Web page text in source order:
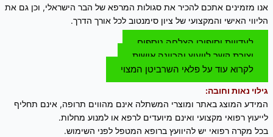
אנו מזמינים אתכם להכיר את סגולות המרפא של הבר הישראלי, וכן גם את
הליווי האישי והמקצועי של ציון סימנטוב לכל אורך הדרך.
לעדויות וסיפורי הצלחה נוספים
יצירת קשר לייעוץ והכוונה אישית
לקרוא עוד על פלאי השרביטן המצוי
גילוי נאות וחובה:
המידע המוצג באתר ומוצרי המשתלה אינם מהווים תרופה, אינם תחליף
לייעוץ רפואי מקצועי ואינם מיועדים לרפא או למנוע מחלות.
בכל מקרה רפואי יש להיוועץ ברופא המטפל לפני השימוש.